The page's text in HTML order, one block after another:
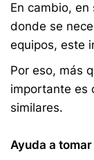
En cambio,
donde se
equipos, este
Por eso, más
importante es
similares.
Ayuda a